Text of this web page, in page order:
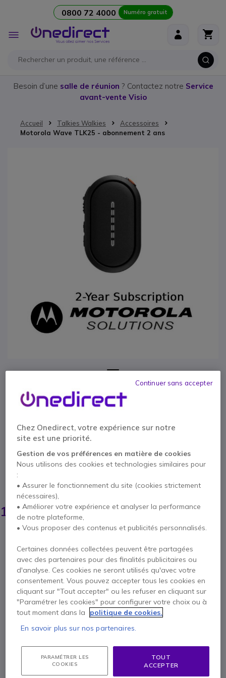
0800 72 4000 Numéro gratuit
Affichage
navigation
Besoin d’une salle de réunion ? Contactez notre Service
avant-vente Visio
Accueil Talkies Walkies
Accessoires
Motorola Wave TLK25 - abonnement 2 ans
Motorola Wave
TLK25 - abonnement
2 ans
Réf. produit: MOTWAVE25SUB2Y // Réf. fournisseur: SSV00S03971A
Abonnement de base de 2 ans pour le talkie-
walkie Motorola TLK25.
ÉCONOMISEZ 46,00 €
151,95 € -
Qté
DEVIS EN 4 HEURES
Épuisé
Payez en 4 sans frais (45,59 €)Afficher plus
Passer au début de la Galerie d’images
Chez Onedirect, votre expérience sur notre
site est une priorité.
Gestion de vos préférences en matière de cookies
Nous utilisons des cookies et technologies similaires pour
:
• Assurer le fonctionnement du site (cookies strictement
nécessaires),
• Améliorer votre expérience et analyser la performance
de notre plateforme,
• Vous proposer des contenus et publicités personnalisés.
Certaines données collectées peuvent être partagées
avec des partenaires pour des finalités publicitaires ou
d'analyse. Ces cookies ne seront utilisés qu'avec votre
consentement. Vous pouvez accepter tous les cookies en
cliquant sur "Tout accepter" ou les refuser en cliquant sur
"Paramétrer les cookies" pour configurer votre choix ou à
tout moment dans la
politique de cookies.
En savoir plus sur nos partenaires.
PARAMÉTRER LES
COOKIES
TOUT
ACCEPTER
Continuer sans accepter